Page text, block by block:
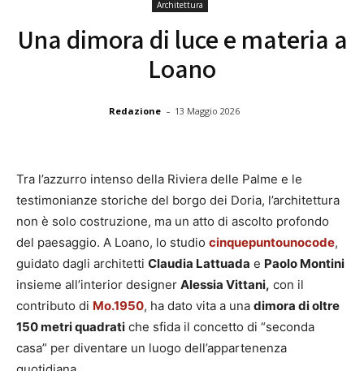
Architettura
Una dimora di luce e materia a
Loano
Redazione - 13 Maggio 2026
Tra l’azzurro intenso della Riviera delle Palme e le
testimonianze storiche del borgo dei Doria, l’architettura
non è solo costruzione, ma un atto di ascolto profondo
del paesaggio. A Loano, lo studio cinquepuntounocode,
guidato dagli architetti Claudia Lattuada e Paolo Montini
insieme all’interior designer Alessia Vittani, con il
contributo di Mo.1950, ha dato vita a una dimora di oltre
150 metri quadrati che sfida il concetto di “seconda
casa” per diventare un luogo dell’appartenenza